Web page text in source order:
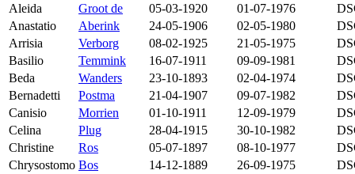
Aleida
Groot de 05-03-1920 01-07-1976
Anastatio
Aberink 24-05-1906 02-05-1980
Arrisia
Verborg 08-02-1925 21-05-1975
Basilio
Temmink 16-07-1911 09-09-1981
Beda
Wanders 23-10-1893 02-04-1974
Bernadetti
Postma 21-04-1907 09-07-1982
Canisio
Morrien 01-10-1911 12-09-1979
Celina
Plug 28-04-1915 30-10-1982
Christine
Ros 05-07-1897 08-10-1977
Chrysostomo Bos 14-12-1889 26-09-1975